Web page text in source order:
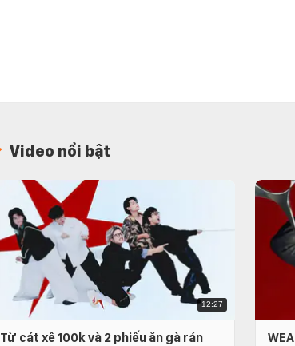
Video nổi bật
12:27
Từ cát xê 100k và 2 phiếu ăn gà rán